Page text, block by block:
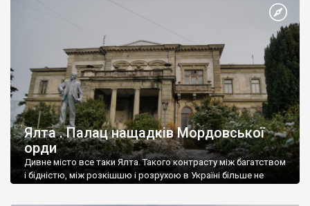
Ялта . Палац нащадків Мордовської
орди
Дивне місто все таки Ялта. Такого контрасту між багатством
і бідністю, між розкішшю і розрухою в Україні більше не